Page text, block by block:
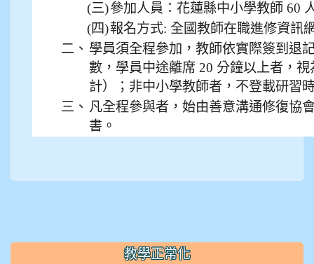
910溫婕伶
(三)參加人員：花蓮縣中小學教師 60
(四)報名方式: 全國教師在職進修資訊
二、 學員須全程參加，教師依實際簽到退
數，學員中途離席 20 分鐘以上者，
計）；非中小學教師者，不登載研習
三、 凡全程參與者，始由善意溝通修復協
書。
教學正常化